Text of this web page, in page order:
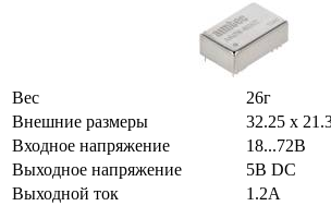
Вес
26г
Внешние размеры
32.25 x
Входное напряжение
18...72В
Выходное напряжение
5В DC
Выходной ток
1.2А